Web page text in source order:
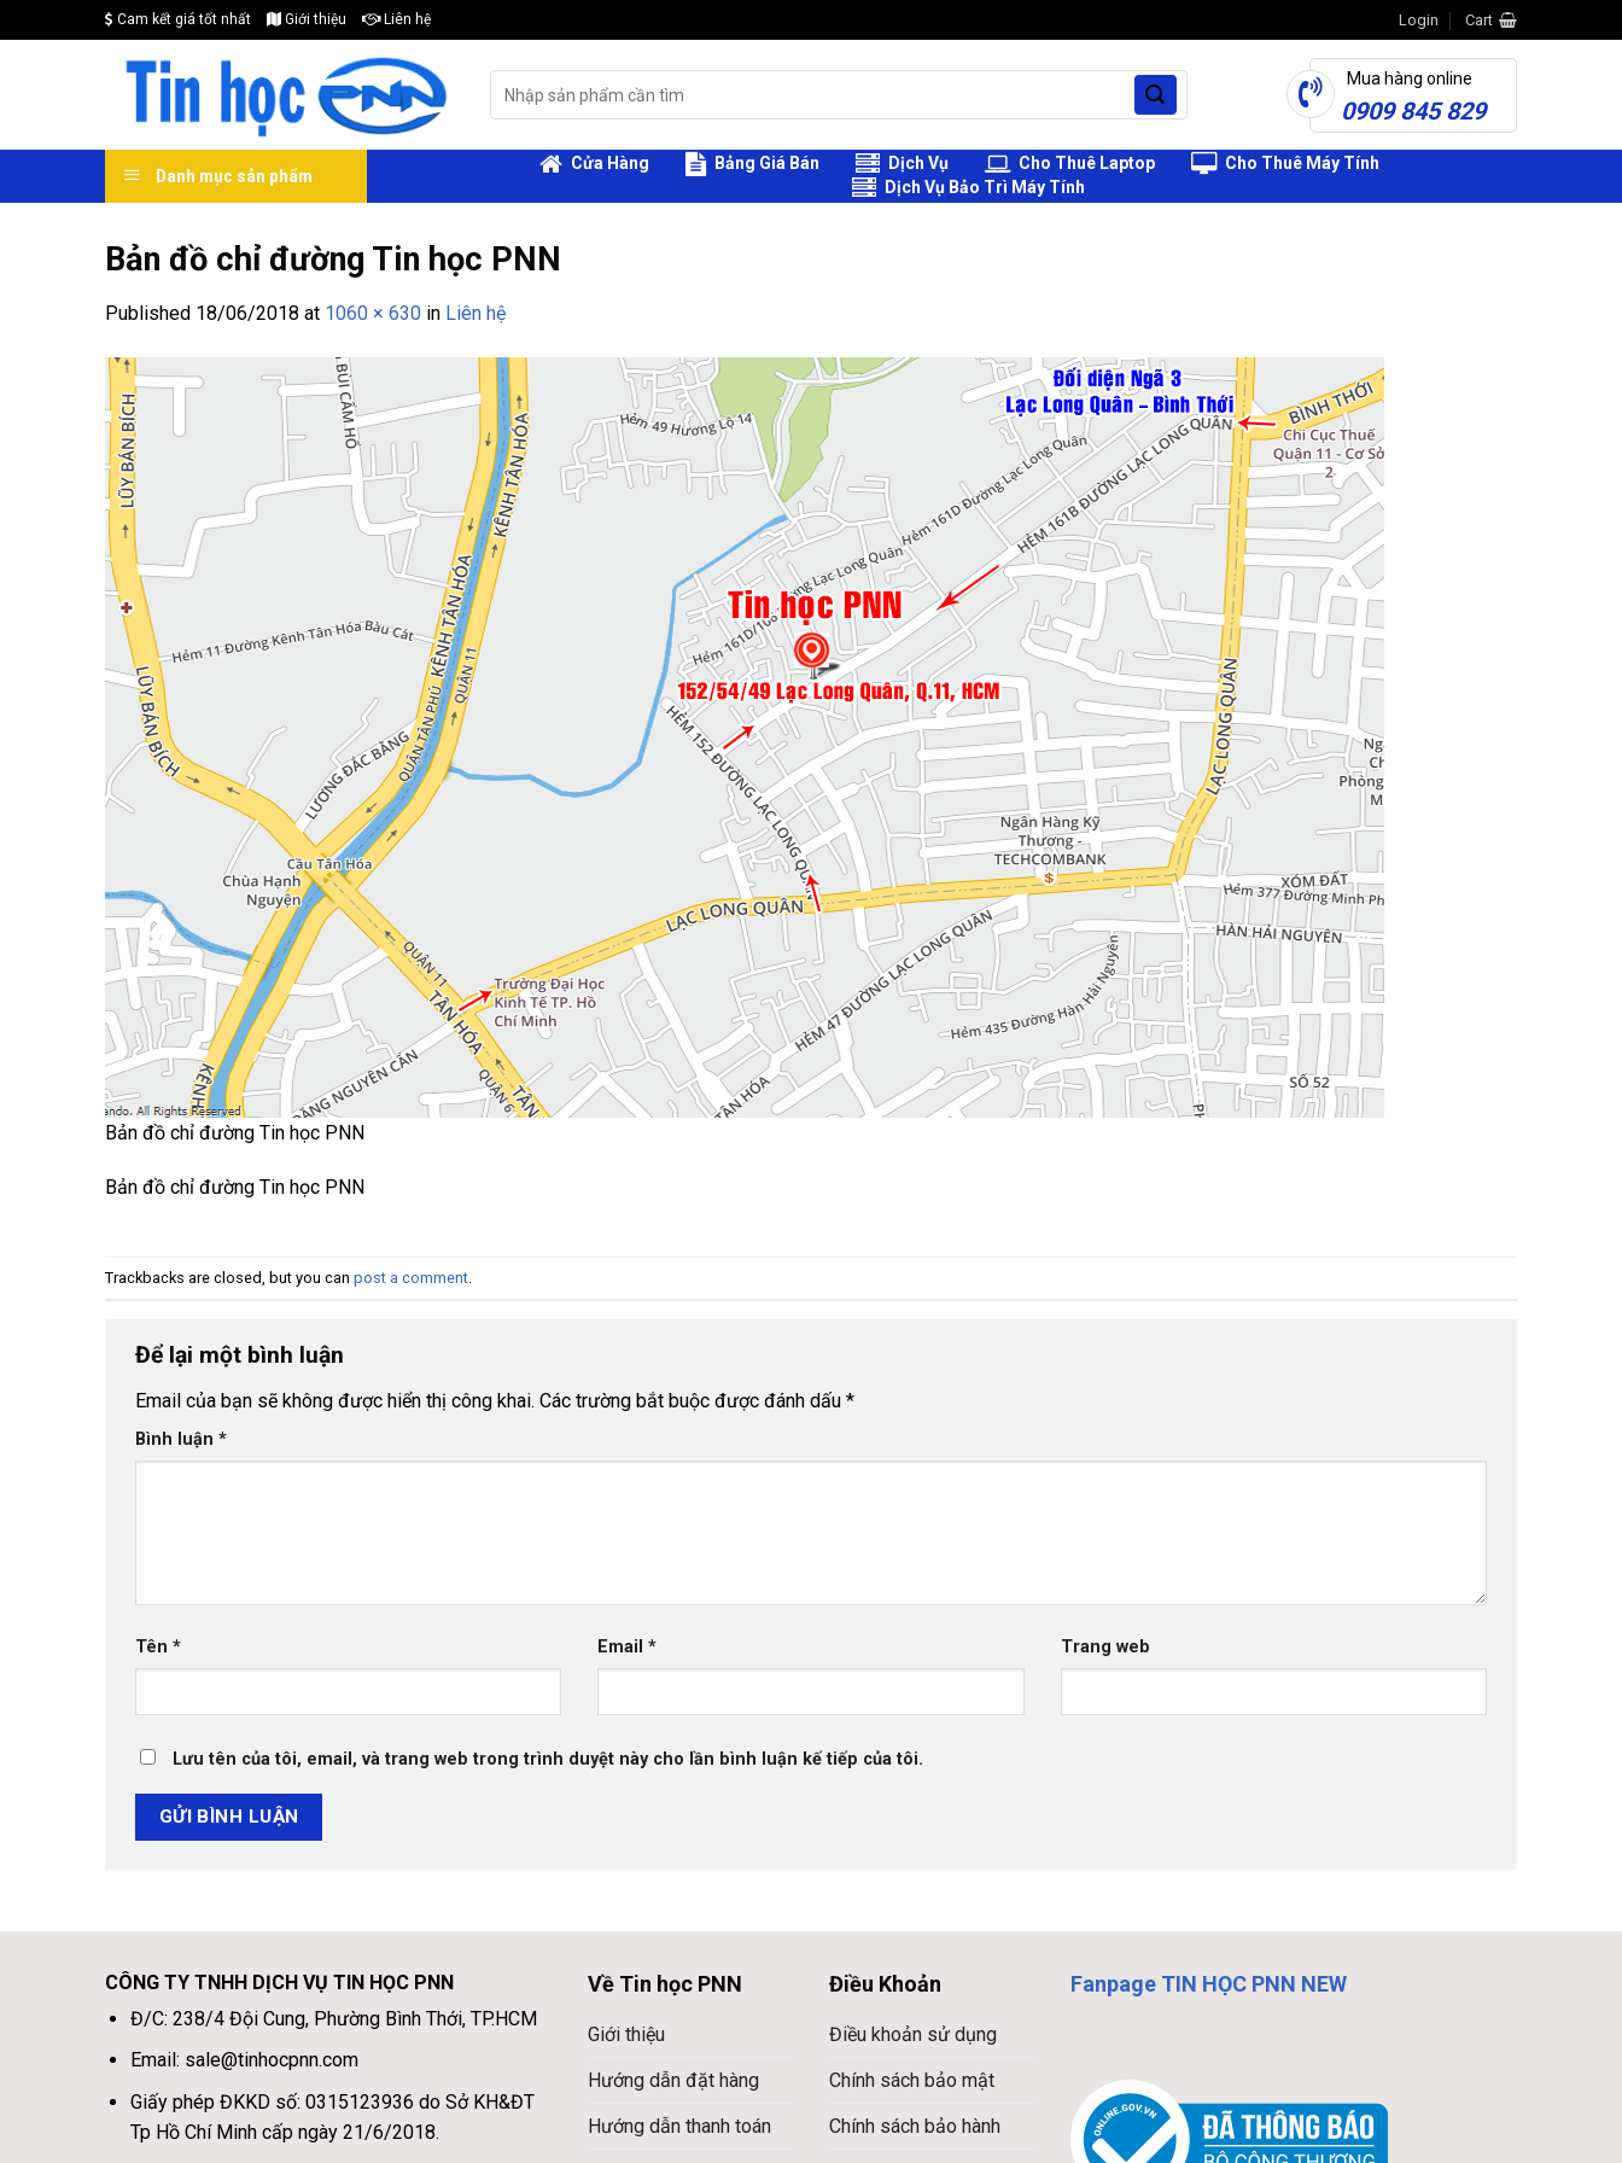
to
Cam kết giá tốt nhất Giới thiệu Liên hệ Login Cart
for:
Mua hàng online
0909 845 829
Danh mục sản phẩm
Cửa Hàng Bảng Giá Bán Dịch Vụ Cho Thuê Laptop
Cho Thuê Máy Tính
Dịch Vụ Bảo Trì Máy Tính
Bản đồ chỉ đường Tin học PNN
Published 18/06/2018 at 1060 × 630 in Liên hệ
Bản đồ chỉ đường Tin học PNN
Bản đồ chỉ đường Tin học PNN
Trackbacks are closed, but you can post a comment
Để lại một bình luận
Email của bạn sẽ không được hiển thị công khai. Các trường bắt buộc được đánh dấu *
Bình luận *
Tên * Email* Trang web
Lưu tên của tôi, email, và trang web trong trình duyệt này cho lần bình luận kế tiếp của tôi.
CÔNG TY TNHH DỊCH VỤ TIN HỌC PNN
Đ/C: 238/4 Đội Cung, Phường Bình Thới, TP.HCM
Email: sale@tinhocpnn.com
Giấy phép ĐKKD số: 0315123936 do Sở KH&ĐT
Tp Hồ Chí Minh cấp ngày 21/6/2018.
Về Tin học PNN
Giới thiệu
Hướng dẫn đặt hàng
Hướng dẫn thanh toán
Điều Khoản
Điều khoản sử dụng
Chính sách bảo mật
Chính sách bảo hành
Fanpage TIN HỌC PNN NEW